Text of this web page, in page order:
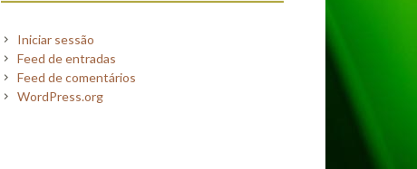
Iniciar sessão
Feed de entradas
Feed de comentários
WordPress.org